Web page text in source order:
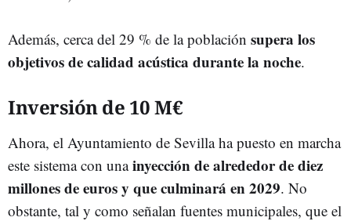
Además, cerca del 29 % de la población supera los
objetivos de calidad acústica durante la noche.
Inversión de 10 M€
Ahora, el Ayuntamiento de Sevilla ha puesto en marcha
este sistema con unainyección de alrededor de diez
millones de euros y que culminará en 2029. No
obstante, tal y como señalan fuentes municipales, que el